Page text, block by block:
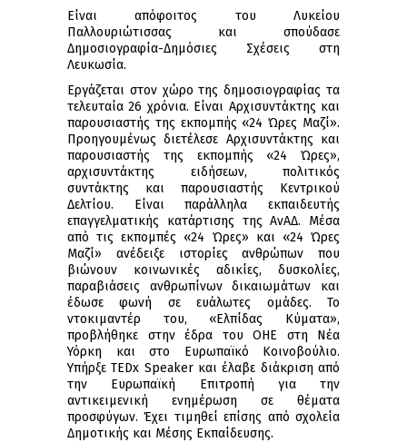
Είναι απόφοιτος του Λυκείου
Παλλουριώτισσας και σπούδασε
Δημοσιογραφία-Δημόσιες Σχέσεις στη
Λευκωσία.
Εργάζεται στον χώρο της δημοσιογραφίας τα
τελευταία 26 χρόνια. Είναι Αρχισυντάκτης και
παρουσιαστής της εκπομπής «24 Ώρες Μαζί».
Προηγουμένως διετέλεσε Αρχισυντάκτης και
παρουσιαστής της εκπομπής «24 Ώρες»,
αρχισυντάκτης ειδήσεων, πολιτικός
συντάκτης και παρουσιαστής Κεντρικού
Δελτίου. Είναι παράλληλα εκπαιδευτής
επαγγελματικής κατάρτισης της ΑνΑΔ. Μέσα
από τις εκπομπές «24 Ώρες» και «24 Ώρες
Μαζί» ανέδειξε ιστορίες ανθρώπων που
βιώνουν κοινωνικές αδικίες, δυσκολίες,
παραβιάσεις ανθρωπίνων δικαιωμάτων και
έδωσε φωνή σε ευάλωτες ομάδες. Το
ντοκιμαντέρ του, «Ελπίδας Κύματα»,
προβλήθηκε στην έδρα του ΟΗΕ στη Νέα
Υόρκη και στο Ευρωπαϊκό Κοινοβούλιο.
Υπήρξε TEDx Speaker και έλαβε διάκριση από
την Ευρωπαϊκή Επιτροπή για την
αντικειμενική ενημέρωση σε θέματα
προσφύγων. Έχει τιμηθεί επίσης από σχολεία
Δημοτικής και Μέσης Εκπαίδευσης.